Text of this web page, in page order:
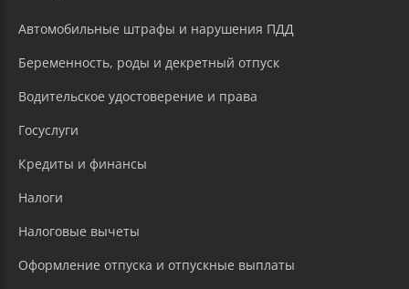
Автомобильные штрафы и нарушения ПДД
Беременность, роды и декретный отпуск
Водительское удостоверение и права
Госуслуги
Кредиты и финансы
Налоги
Налоговые вычеты
Оформление отпуска и отпускные выплаты